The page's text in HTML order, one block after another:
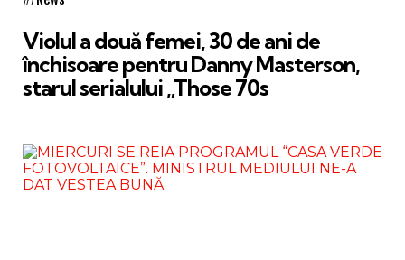
Violul a două femei, 30 de ani de
închisoare pentru Danny Masterson,
starul serialului „Those 70s